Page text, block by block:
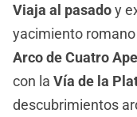
Viaja al pasadoy
yacimiento
Arco de Cuatro
con la Vía de la
descubrimientos